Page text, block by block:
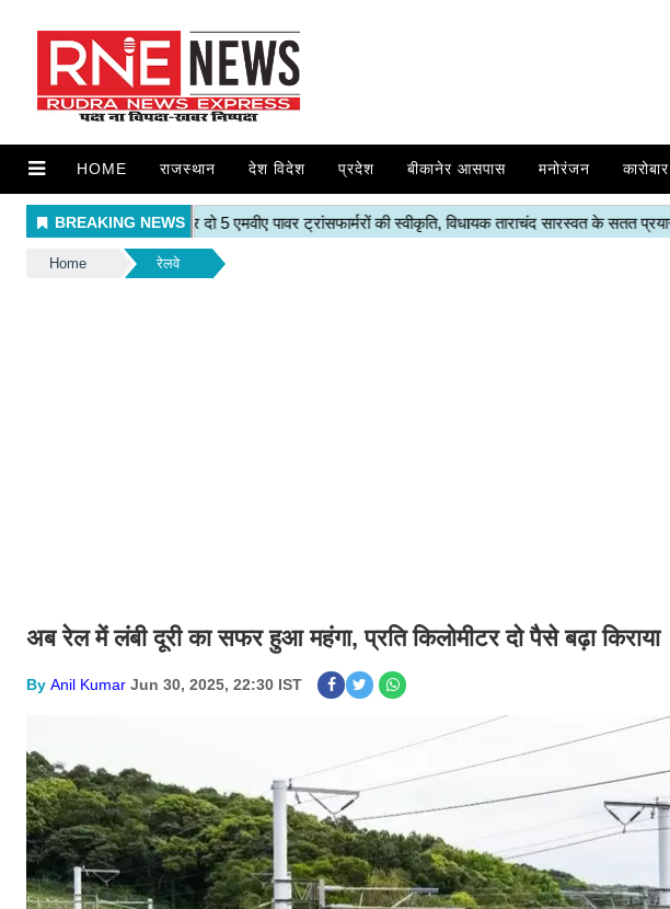
HOME राजस्थान देश विदेश प्रदेश बीकानेर आसपास मनोरंजन कारोबार
Home रेलवे
अब रेल में लंबी दूरी का सफर हुआ महंगा, प्रति किलोमीटर दो पैसे बढ़ा किराया
By Anil Kumar Jun 30, 2025, 22:30 IST